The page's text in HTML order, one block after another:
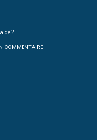
?
COMMENTAIRE